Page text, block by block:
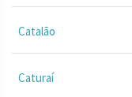
Catalão
Caturaí